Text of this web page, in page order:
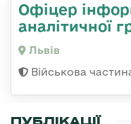
Офіцер
аналітичної
Львів
Військова